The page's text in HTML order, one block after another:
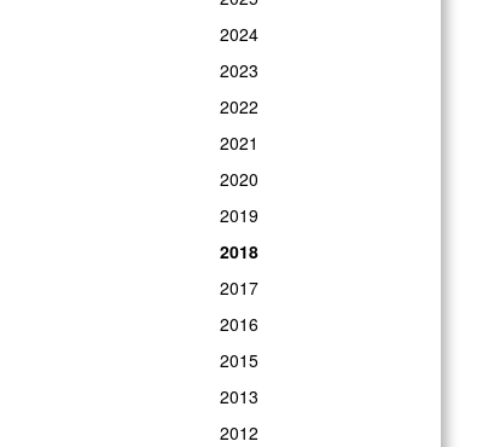
2024
2023
2022
2021
2020
2019
2018
2017
2016
2015
2013
2012